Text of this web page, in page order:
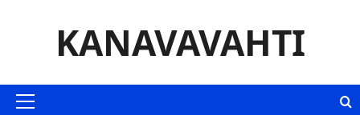
KANAVAVAHTI
Primary